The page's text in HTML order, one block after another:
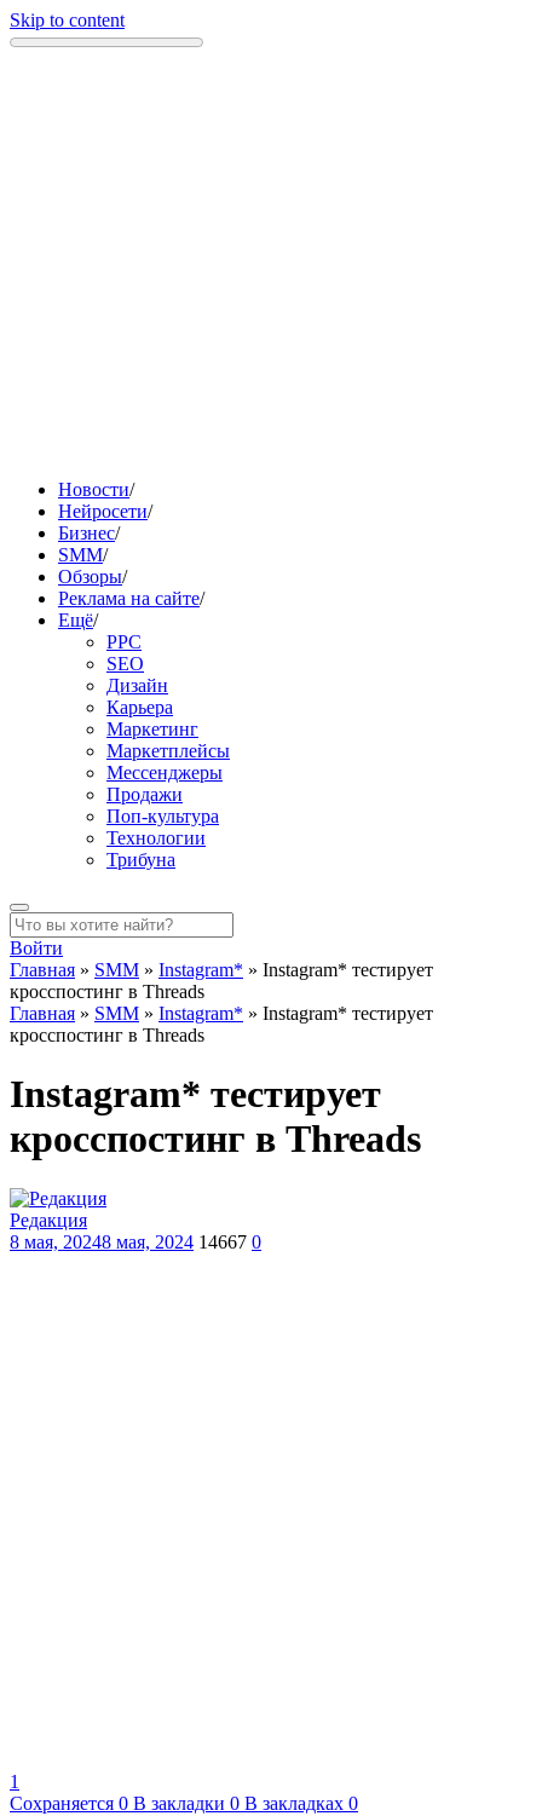
Skip to content
Новости/
Нейросети/
Бизнес/
SMM/
Обзоры/
Реклама на сайте/
Ещё/
PPC
SEO
Дизайн
Карьера
Маркетинг
Маркетплейсы
Мессенджеры
Продажи
Поп-культура
Технологии
Трибуна
Войти
Главная » SMM » Instagram* » Instagram* тестирует
кросспостинг в Threads
Главная » SMM » Instagram* » Instagram* тестирует
кросспостинг в Threads
Instagram* тестирует
кросспостинг в Threads
Редакция
8 мая, 20248 мая, 2024 14667 0
1
Сохраняется 0 В закладки 0 В закладках 0